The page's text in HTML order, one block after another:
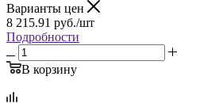
Варианты цен
8 215.91 руб./шт
Подробности
В корзину